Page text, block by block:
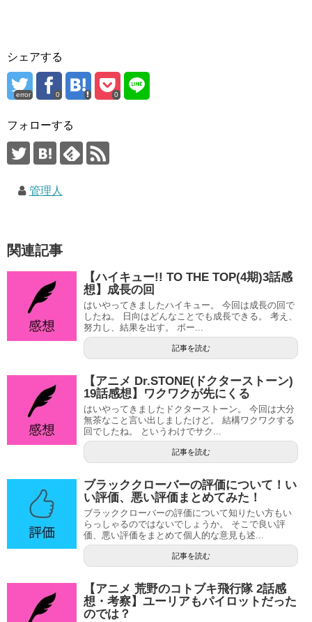
シェアする
error 0 0
フォローする
管理人
関連記事
【ハイキュー!! TO THE TOP(4期)3話感
想】成長の回
はいやってきましたハイキュー。 今回は成長の回で
したね。 日向はどんなことでも成長できる。 考え、
努力し、結果を出す。 ボー...
記事を読む
【アニメ Dr.STONE(ドクターストーン)
19話感想】ワクワクが先にくる
はいやってきましたドクターストーン。 今回は大分
無茶なこと言い出しましたけど。 結構ワクワクする
回でしたね。 というわけでサク...
記事を読む
ブラッククローバーの評価について！い
い評価、悪い評価まとめてみた！
ブラッククローバーの評価について知りたい方もい
らっしゃるのではないでしょうか。 そこで良い評
価、悪い評価をまとめて個人的な意見も述...
記事を読む
【アニメ 荒野のコトブキ飛行隊 2話感
想・考察】ユーリアもパイロットだった
のでは？